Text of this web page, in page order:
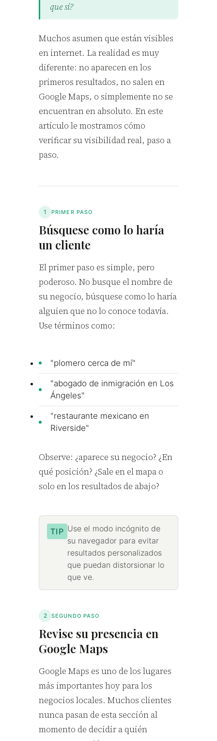
que sí?
Muchos asumen que están visibles
en internet. La realidad es muy
diferente: no aparecen en los
primeros resultados, no salen en
Google Maps, o simplemente no se
encuentran en absoluto. En este
artículo le mostramos cómo
verificar su visibilidad real, paso a
paso.
1 PRIMER PASO
Búsquese como lo haría
un cliente
El primer paso es simple, pero
poderoso. No busque el nombre de
su negocio, búsquese como lo haría
alguien que no lo conoce todavía.
Use términos como:
"plomero cerca de mí"
"abogado de inmigración en Los
Ángeles"
"restaurante mexicano en
Riverside"
Observe: ¿aparece su negocio? ¿En
qué posición? ¿Sale en el mapa o
solo en los resultados de abajo?
TIP Use el modo incógnito de
su navegador para evitar
resultados personalizados
que puedan distorsionar lo
que ve.
2 SEGUNDO PASO
Revise su presencia en
Google Maps
Google Maps es uno de los lugares
más importantes hoy para los
negocios locales. Muchos clientes
nunca pasan de esta sección al
momento de decidir a quién